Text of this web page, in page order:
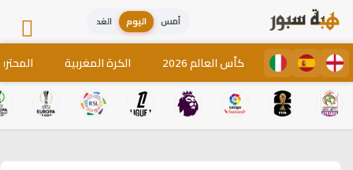
أمس اليوم الغد
كأس العالم 2026 الكرة المغربية